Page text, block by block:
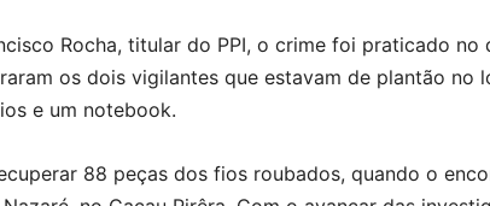
Rocha, titular do PPI, o crime foi praticado
os dois vigilantes que estavam de plantão
e um notebook.
88 peças dos fios roubados, quando o